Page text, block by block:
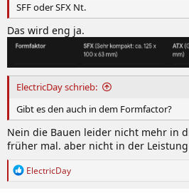
SFF oder SFX Nt.
Das wird eng ja.
ElectricDay schrieb:
Gibt es den auch in dem Formfactor?
Nein die Bauen leider nicht mehr in
früher mal. aber nicht in der
R
ElectricDay